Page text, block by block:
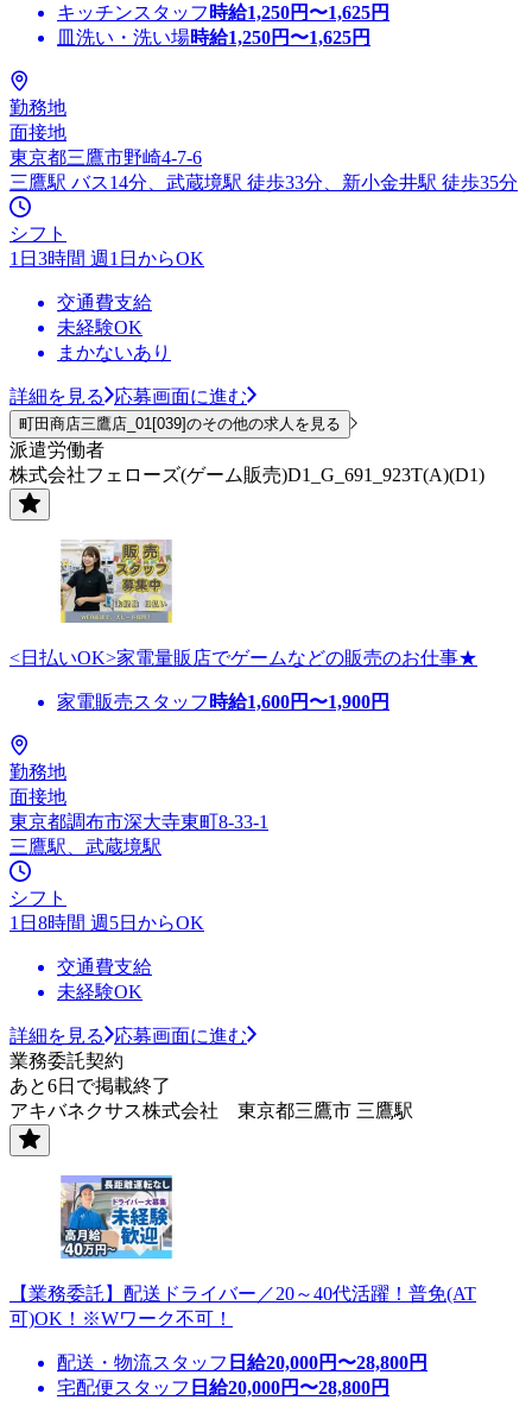
キッチンスタッフ 時給1,250円〜1,625円
皿洗い・洗い場時給1,250円〜1,625円
勤務地
面接地
東京都三鷹市野崎4-7-6
三鷹駅 バス14分、武蔵境駅 徒歩33分、新小金井駅 徒歩35分
シフト
1日3時間 週1日からOK
交通費支給
未経験OK
まかないあり
詳細を見る 応募画面に進む
町田商店三鷹店_01[039]のその他の求人を見る
派遣労働者
株式会社フェローズ(ゲーム販売)D1_G_691_923T(A)(D1)
<日払いOK>家電量販店でゲームなどの販売のお仕事★
家電販売スタッフ 時給1,600円〜1,900円
勤務地
面接地
東京都調布市深大寺東町8-33-1
三鷹駅、武蔵境駅
シフト
1日8時間 週5日からOK
交通費支給
未経験OK
詳細を見る
応募画面に進む
業務委託契約
あと6日で掲載終了
アキバネクサス株式会社 東京都三鷹市 三鷹駅
【業務委託】配送ドライバー／20～40代活躍！普免(AT
可)OK！※Wワーク不可！
配送・物流スタッフ 日給20,000円〜28,800円
宅配便スタッフ 日給20,000円〜28,800円